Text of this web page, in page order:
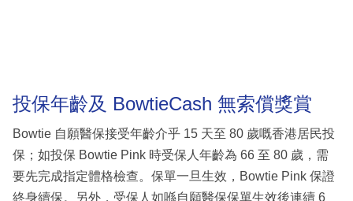
投保年齡及 BowtieCash 無索償獎賞
Bowtie 自願醫保接受年齡介乎 15 天至 80 歲嘅香港居民投
保；如投保 Bowtie Pink 時受保人年齡為 66 至 80 歲，需
要先完成指定體格檢查。保單一旦生效，Bowtie Pink 保證
終身續保。另外，受保人如喺自願醫保保單生效後連續 6